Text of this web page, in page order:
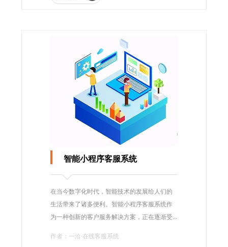
智能小程序客服系统
在当今数字化时代，智能技术的发展给人们的
生活带来了诸多便利。智能小程序客服系统作
为一种创新的客户服务解决方案，正在逐渐受
作者：一洽·在线客服系统